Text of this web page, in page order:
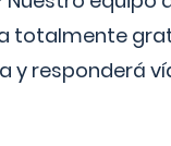
totalmente
responderá